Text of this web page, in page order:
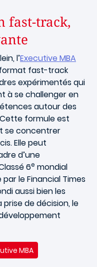
fast-track,
l’Executive MBA
fast-track
expérimentés qui
à se challenger en
autour des
Cette formule est
se concentrer
Elle peut
d’une
6e mondial
le Financial Times
aussi bien les
de décision, le
MBA